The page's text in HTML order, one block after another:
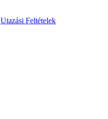
Utazási Feltételek